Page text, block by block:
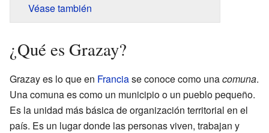
Véase también
¿Qué es Grazay?
Grazay es lo que en Franciase conoce como unacomuna.
Una comuna es como un municipio o un pueblo pequeño.
Es la unidad más básica de organización territorial en el
país. Es un lugar donde las personas viven, trabajan y